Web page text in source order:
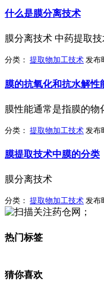
什么是膜分离技术
膜分离技术 中药提取技
分类： 提取物加工技术 发布
膜的抗氧化和抗水解性
膜性能通常是指膜的物
分类： 提取物加工技术 发布
膜提取技术中膜的分类
膜分离技术
分类： 提取物加工技术 发布
热门标签
猜你喜欢